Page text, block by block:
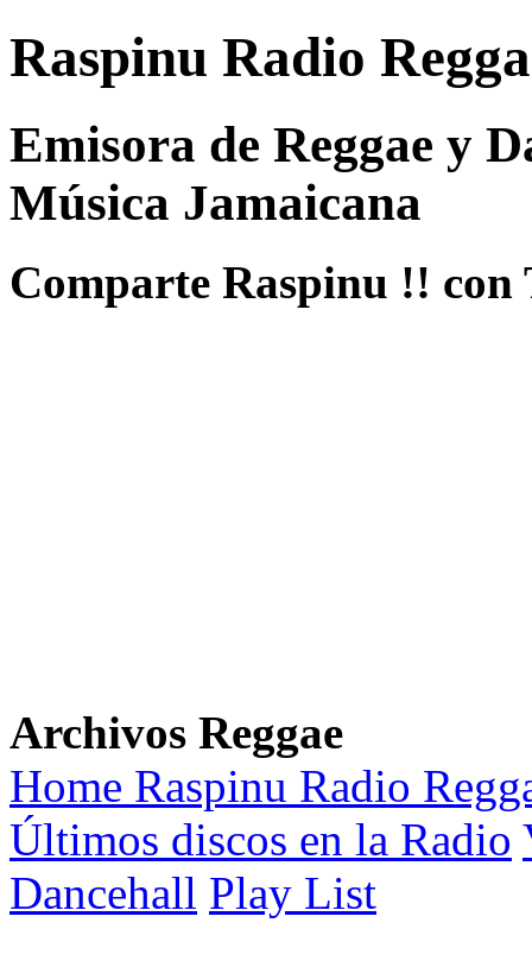
Raspinu Radio
Emisora de Reggae y
Música Jamaicana
Comparte Raspinu !! con
Archivos Reggae
Home Raspinu Radio
Últimos discos en la Radio
Dancehall Play List